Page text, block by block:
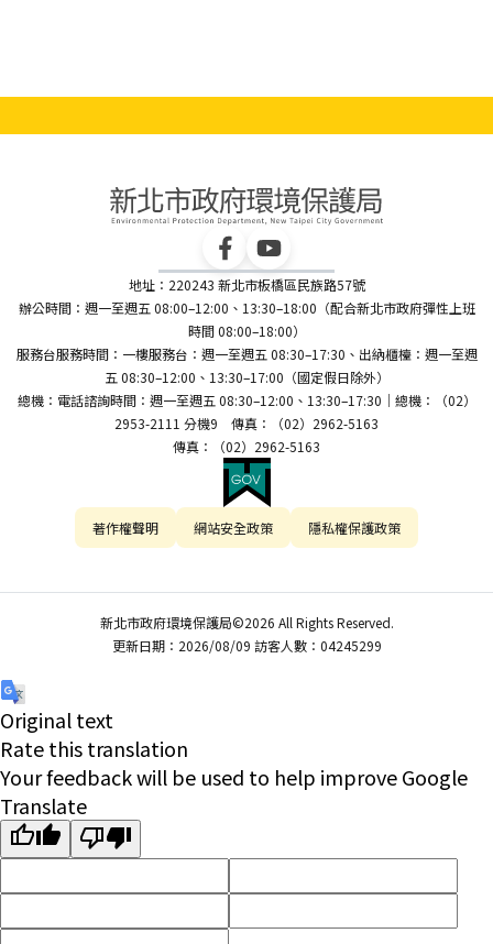
地址：220243 新北市板橋區民族路57號
辦公時間：週一至週五 08:00–12:00、13:30–18:00（配合新北市政府彈性上班
時間 08:00–18:00）
服務台服務時間：一樓服務台：週一至週五 08:30–17:30、出納櫃檯：週一至週
五 08:30–12:00、13:30–17:00（國定假日除外）
總機：電話諮詢時間：週一至週五 08:30–12:00、13:30–17:30｜總機：（02）
2953-2111 分機9 傳真：（02）2962-5163
傳真：（02）2962-5163
著作權聲明 網站安全政策 隱私權保護政策
新北市政府環境保護局©2026 All Rights Reserved.
更新日期：2026/08/09 訪客人數：04245299
Original text
Rate this translation
Your feedback will be used to help improve Google
Translate